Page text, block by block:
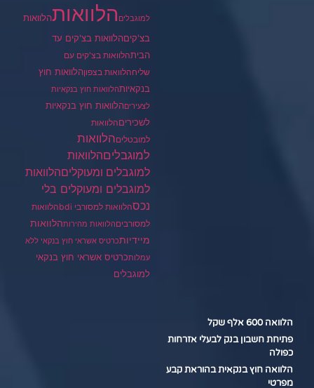
למוגבלים הלוואותהלוואות
בצ'קיםהלוואות בצ'קים עד
הביתהלוואות בצ'קים עם
שליחהלוואות בצפוןהלוואות חוץ
בנקאיותהלוואות חוץ בנקאיות
לצעיריםהלוואות חוץ בנקאיות
לשכיריםהלוואות
למובטליםהלוואות
למוגבליםהלוואות
למוגבלים ומעוקליםהלוואות
למוגבלים ומעוקלים בלי
נכסהלוואות למסורבי bdi
הלוואות
למסורביםהלוואות מהירותהלוואות
מיידיותכרטיס אשראי חוץ בנקאי ללא
עמלותכרטיס אשראי חוץ בנקאי
למוגבלים
הלוואה 600 אלף שקל
פתיחת חשבון בנק לבעלי אזרחות
כפולה
הלוואה חוץ בנקאית בהוראת קבע
מפרטי